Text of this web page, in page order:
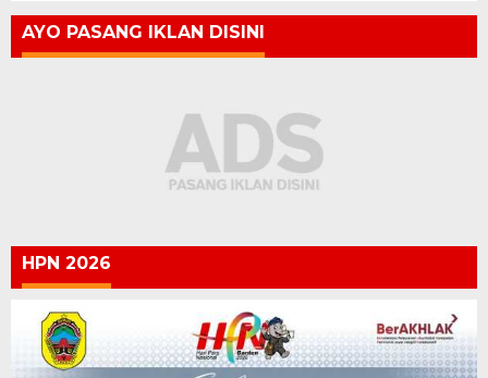
AYO PASANG IKLAN DISINI
HPN 2026